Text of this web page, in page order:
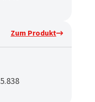
Zum Produkt
5.838